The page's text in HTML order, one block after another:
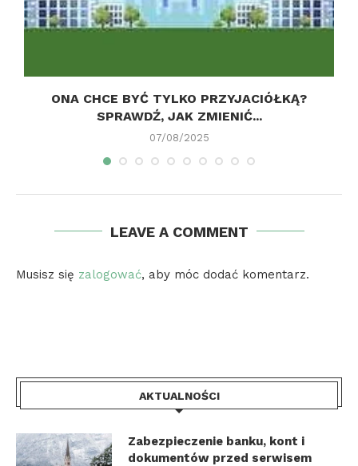
ONA CHCE BYĆ TYLKO PRZYJACIÓŁKĄ?
SPRAWDŹ, JAK ZMIENIĆ...
07/08/2025
LEAVE A COMMENT
Musisz się zalogować, aby móc dodać komentarz.
AKTUALNOŚCI
Zabezpieczenie banku, kont i
dokumentów przed serwisem